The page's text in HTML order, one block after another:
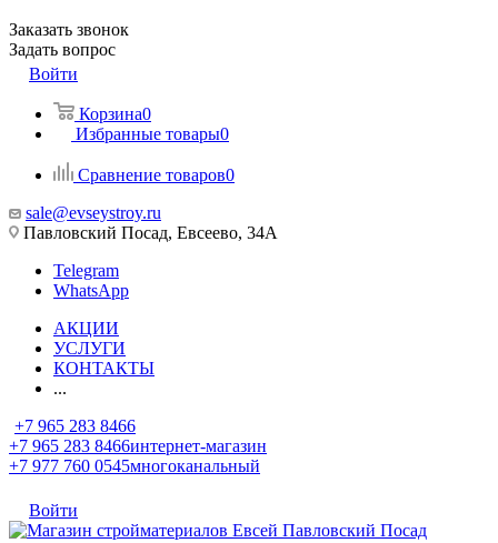
Заказать звонок
Задать вопрос
Войти
Корзина0
Избранные товары0
Сравнение товаров0
sale@evseystroy.ru
Павловский Посад, Евсеево, 34А
Telegram
WhatsApp
АКЦИИ
УСЛУГИ
КОНТАКТЫ
...
+7 965 283 8466
+7 965 283 8466интернет-магазин
+7 977 760 0545многоканальный
Войти